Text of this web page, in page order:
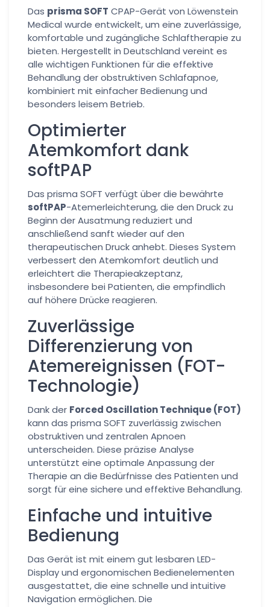
Das prisma SOFT CPAP-Gerät von Löwenstein
Medical wurde entwickelt, um eine zuverlässige,
komfortable und zugängliche Schlaftherapie zu
bieten. Hergestellt in Deutschland vereint es
alle wichtigen Funktionen für die effektive
Behandlung der obstruktiven Schlafapnoe,
kombiniert mit einfacher Bedienung und
besonders leisem Betrieb.
Optimierter
Atemkomfort dank
softPAP
Das prisma SOFT verfügt über die bewährte
softPAP-Atemerleichterung, die den Druck zu
Beginn der Ausatmung reduziert und
anschließend sanft wieder auf den
therapeutischen Druck anhebt. Dieses System
verbessert den Atemkomfort deutlich und
erleichtert die Therapieakzeptanz,
insbesondere bei Patienten, die empfindlich
auf höhere Drücke reagieren.
Zuverlässige
Differenzierung von
Atemereignissen (FOT-
Technologie)
Dank der Forced Oscillation Technique (FOT)
kann das prisma SOFT zuverlässig zwischen
obstruktiven und zentralen Apnoen
unterscheiden. Diese präzise Analyse
unterstützt eine optimale Anpassung der
Therapie an die Bedürfnisse des Patienten und
sorgt für eine sichere und effektive Behandlung.
Einfache und intuitive
Bedienung
Das Gerät ist mit einem gut lesbaren LED-
Display und ergonomischen Bedienelementen
ausgestattet, die eine schnelle und intuitive
Navigation ermöglichen. Die